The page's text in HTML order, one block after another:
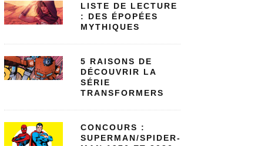
LISTE DE LECTURE
: DES ÉPOPÉES
MYTHIQUES
5 RAISONS DE
DÉCOUVRIR LA
SÉRIE
TRANSFORMERS
CONCOURS :
SUPERMAN/SPIDER-